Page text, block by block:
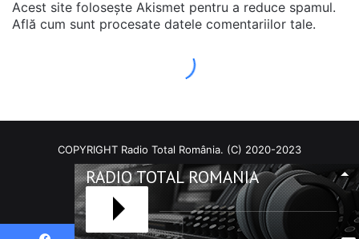
COPYRIGHT Radio Total România. (C) 2020-2023
Facebook
RSS
RADIO TOTAL ROMANIA